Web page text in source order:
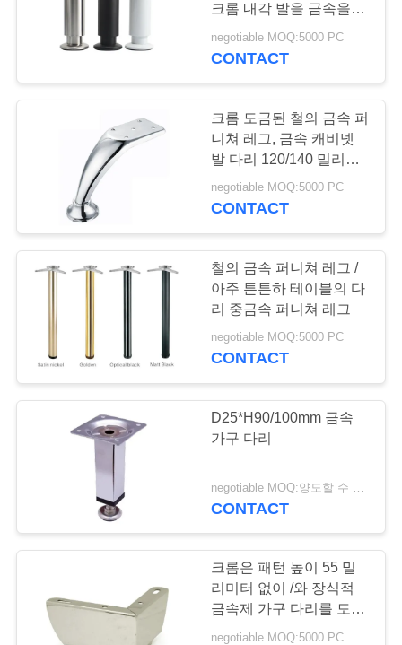
요
사
POLICY
문과 내각 손잡이
내각과 서랍 잠금장
치
20
금속 가구 다리
크롬 내각 발을 금속을 입
힙니다
negotiable MOQ:5000 PC
CONTACT
크롬 도금된 철의 금속 퍼
니쳐 레그, 금속 캐비넷
발 다리 120/140 밀리미
negotiable MOQ:5000 PC
CONTACT
철의 금속 퍼니쳐 레그 /
아주 튼튼하 테이블의 다
리 중금속 퍼니쳐 레그
negotiable MOQ:5000 PC
CONTACT
D25*H90/100mm 금속
가구 다리
CONTACT
크롬은 패턴 높이 55 밀
리미터 없이 /와 장식적
금속제 가구 다리를 도금
처리했습니다
negotiable MOQ:5000 PC